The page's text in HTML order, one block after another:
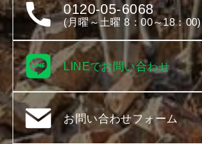
0120-05-6068
(月曜～土曜 8：00～18：00)
LINEでお問い合わせ
お問い合わせフォーム